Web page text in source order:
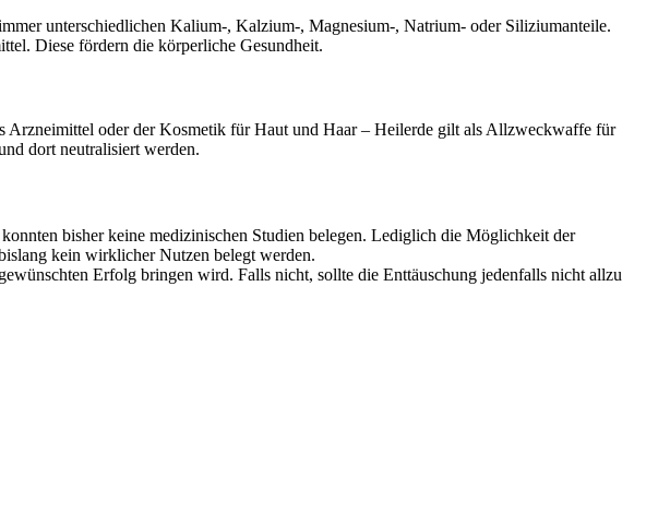
unterschiedlichen Kalium-, Kalzium-, Magnesium-, Natrium- oder Siliziumanteile.
Diese fördern die körperliche Gesundheit.
Arzneimittel oder der Kosmetik für Haut und Haar – Heilerde gilt als Allzweckwaffe für
dort neutralisiert werden.
bisher keine medizinischen Studien belegen. Lediglich die Möglichkeit der
kein wirklicher Nutzen belegt werden.
Erfolg bringen wird. Falls nicht, sollte die Enttäuschung jedenfalls nicht allzu